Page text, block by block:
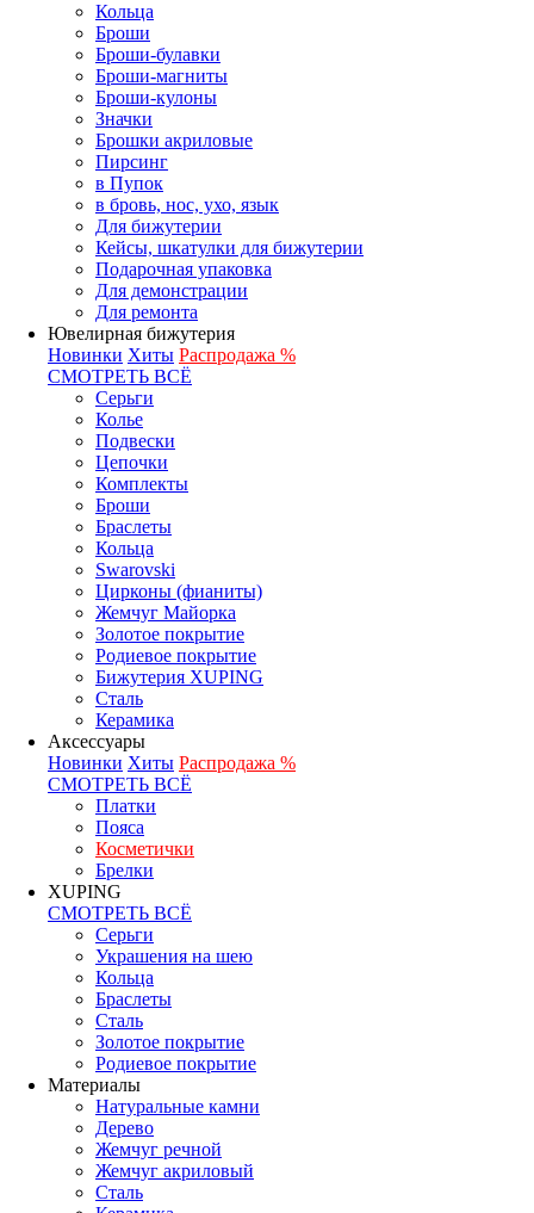
Кольца
Броши
Броши-булавки
Броши-магниты
Броши-кулоны
Значки
Брошки акриловые
Пирсинг
в Пупок
в бровь, нос, ухо, язык
Для бижутерии
Кейсы, шкатулки для бижутерии
Подарочная упаковка
Для демонстрации
Для ремонта
Ювелирная бижутерия
Новинки Хиты Распродажа %
СМОТРЕТЬ ВСЁ
Серьги
Колье
Подвески
Цепочки
Комплекты
Броши
Браслеты
Кольца
Swarovski
Цирконы (фианиты)
Жемчуг Майорка
Золотое покрытие
Родиевое покрытие
Бижутерия XUPING
Сталь
Керамика
Аксессуары
Новинки Хиты Распродажа %
СМОТРЕТЬ ВСЁ
Платки
Пояса
Косметички
Брелки
XUPING
СМОТРЕТЬ ВСЁ
Серьги
Украшения на шею
Кольца
Браслеты
Сталь
Золотое покрытие
Родиевое покрытие
Материалы
Натуральные камни
Дерево
Жемчуг речной
Жемчуг акриловый
Сталь